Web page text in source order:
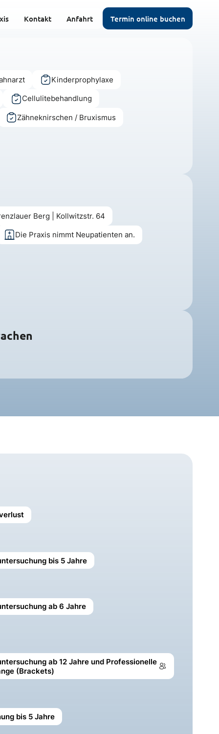
Kontakt Anfahrt Termin online buchen
Kinderprophylaxe
Cellulitebehandlung
Zähneknirschen / Bruxismus
Berg | Kollwitzstr. 64
Die Praxis nimmt Neupatienten an.
bis 5 Jahre
ab 6 Jahre
ab 12 Jahre und Professionelle
(Brackets)
bis 5 Jahre